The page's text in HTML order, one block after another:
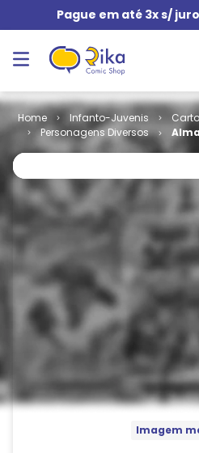
Pague em até 3x s/
Infanto-Juvenis
Personagens Diversos
Imagem